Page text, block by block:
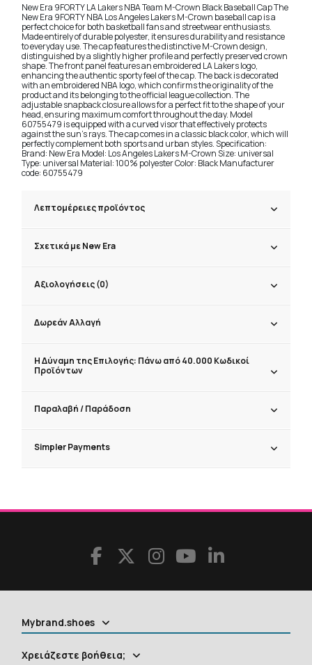
New Era 9FORTY LA Lakers NBA Team M-Crown Black Baseball Cap The
New Era 9FORTY NBA Los Angeles Lakers M-Crown baseball cap is a
perfect choice for both basketball fans and streetwear enthusiasts.
Made entirely of durable polyester, it ensures durability and resistance
to everyday use. The cap features the distinctive M-Crown design,
distinguished by a slightly higher profile and perfectly preserved crown
shape. The front panel features an embroidered LA Lakers logo,
enhancing the authentic sporty feel of the cap. The back is decorated
with an embroidered NBA logo, which confirms the originality of the
product and its belonging to the official league collection. The
adjustable snapback closure allows for a perfect fit to the shape of your
head, ensuring maximum comfort throughout the day. Model
60755479 is equipped with a curved visor that effectively protects
against the sun's rays. The cap comes in a classic black color, which will
perfectly complement both sports and urban styles. Specification:
Brand: New Era Model: Los Angeles Lakers M-Crown Size: universal
Type: universal Material: 100% polyester Color: Black Manufacturer
code: 60755479
Λεπτομέρειες προϊόντος
Σχετικά με New Era
Αξιολογήσεις (0)
Δωρεάν Αλλαγή
Η Δύναμη της Επιλογής: Πάνω από 40.000 Κωδικοί
Προϊόντων
Παραλαβή / Παράδoση
Simpler Payments
Mybrand.shoes
Χρειάζεστε βοήθεια;